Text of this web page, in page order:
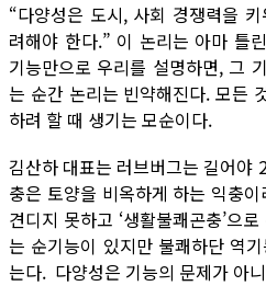
“다양성은 도시, 사회 경쟁력을
려해야 한다.” 이 논리는 아마 틀
기능만으로 우리를 설명하면, 그
는 순간 논리는 빈약해진다. 모든
하려 할 때 생기는 모순이다.
김산하 대표는 러브버그는 길어야
충은 토양을 비옥하게 하는 익충
견디지 못하고 ‘생활불쾌곤충’으
는 순기능이 있지만 불쾌하단 역
는다. 다양성은 기능의 문제가 아